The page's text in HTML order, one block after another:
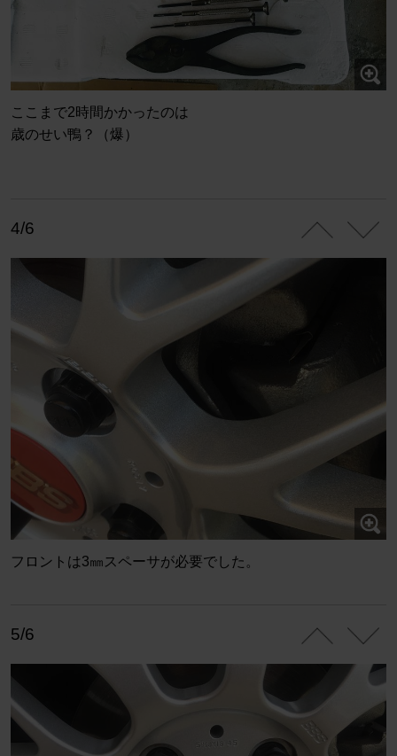
ここまで2時間かかったのは
歳のせい鴨？（爆）
4/6
フロントは3㎜スペーサが必要でした。
5/6